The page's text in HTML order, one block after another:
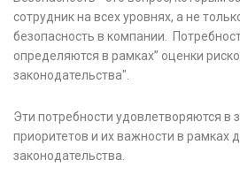
сотрудник на всех уровнях, а не
безопасность в компании.
определяются в рамках” оценки
законодательства".
Эти потребности удовлетворяются в
приоритетов и их важности в рамках
законодательства.